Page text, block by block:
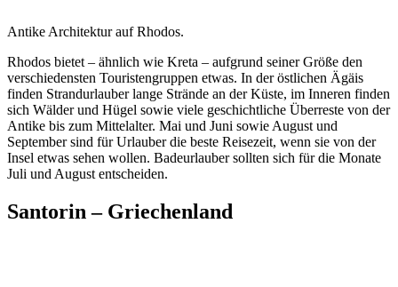
Antike Architektur auf Rhodos.
Rhodos bietet – ähnlich wie Kreta – aufgrund seiner Größe den
verschiedensten Touristengruppen etwas. In der östlichen Ägäis
finden Strandurlauber lange Strände an der Küste, im Inneren finden
sich Wälder und Hügel sowie viele geschichtliche Überreste von der
Antike bis zum Mittelalter. Mai und Juni sowie August und
September sind für Urlauber die beste Reisezeit, wenn sie von der
Insel etwas sehen wollen. Badeurlauber sollten sich für die Monate
Juli und August entscheiden.
Santorin – Griechenland